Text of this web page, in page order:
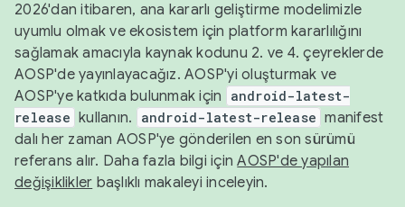
2026'dan itibaren, ana kararlı geliştirme modelimizle
uyumlu olmak ve ekosistem için platform kararlılığını
sağlamak amacıyla kaynak kodunu 2. ve 4. çeyreklerde
AOSP'de yayınlayacağız. AOSP'yi oluşturmak ve
AOSP'ye katkıda bulunmak için
android-latest-
release kullanın. android-latest-release manifest
dalı her zaman AOSP'ye gönderilen en son sürümü
referans alır. Daha fazla bilgi içinAOSP'de yapılan
değişiklikler başlıklı makaleyi inceleyin.